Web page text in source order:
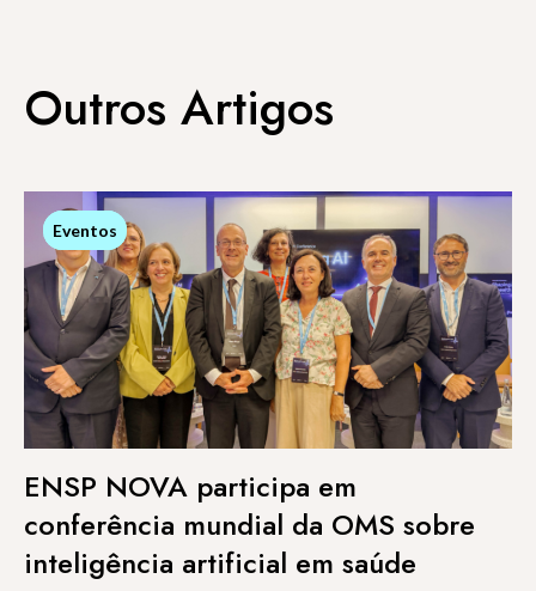
Outros Artigos
Eventos
Eventos
ENSP NOVA participa em
conferência mundial da OMS sobre
inteligência artificial em saúde